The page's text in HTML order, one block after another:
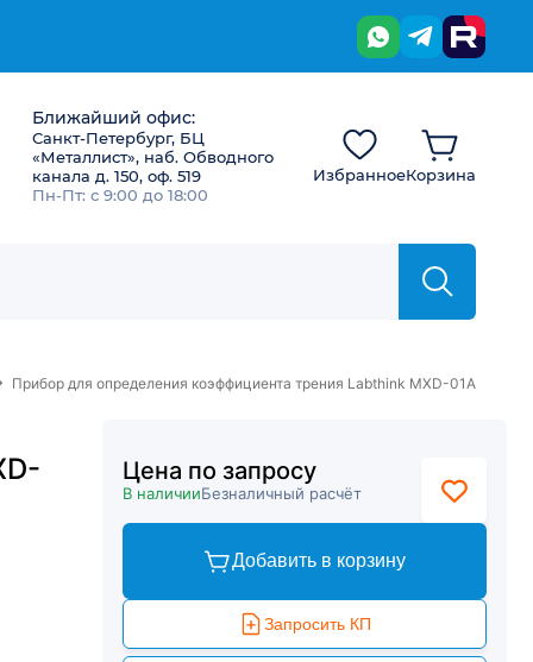
Ближайший офис:
Санкт-Петербург, БЦ
«Металлист», наб. Обводного
канала д. 150, оф. 519
Пн-Пт: с 9:00 до 18:00
ИзбранноеКорзина
Прибор для определения коэффициента трения Labthink MXD-01A
Цена по запросу
В наличииБезналичный расчёт
Добавить в корзину
Запросить КП